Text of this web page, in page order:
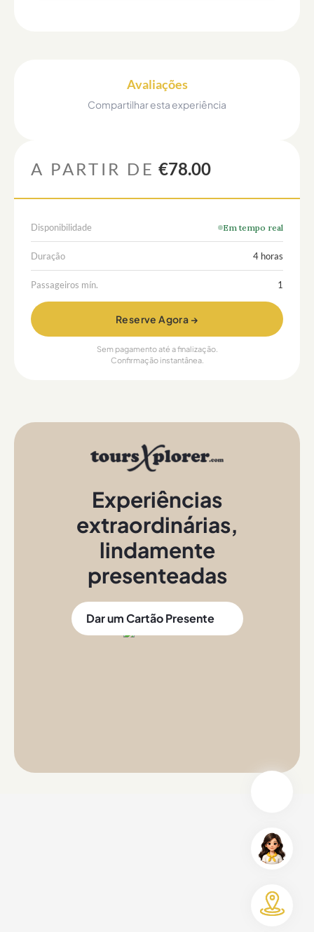
Avaliações
Compartilhar esta experiência
A PARTIR DE €78.00
Disponibilidade Em tempo real
Duração 4 horas
Passageiros mín. 1
Reserve Agora →
Sem pagamento até a finalização.
Confirmação instantânea.
Experiências
extraordinárias,
lindamente
presenteadas
Dar um Cartão Presente